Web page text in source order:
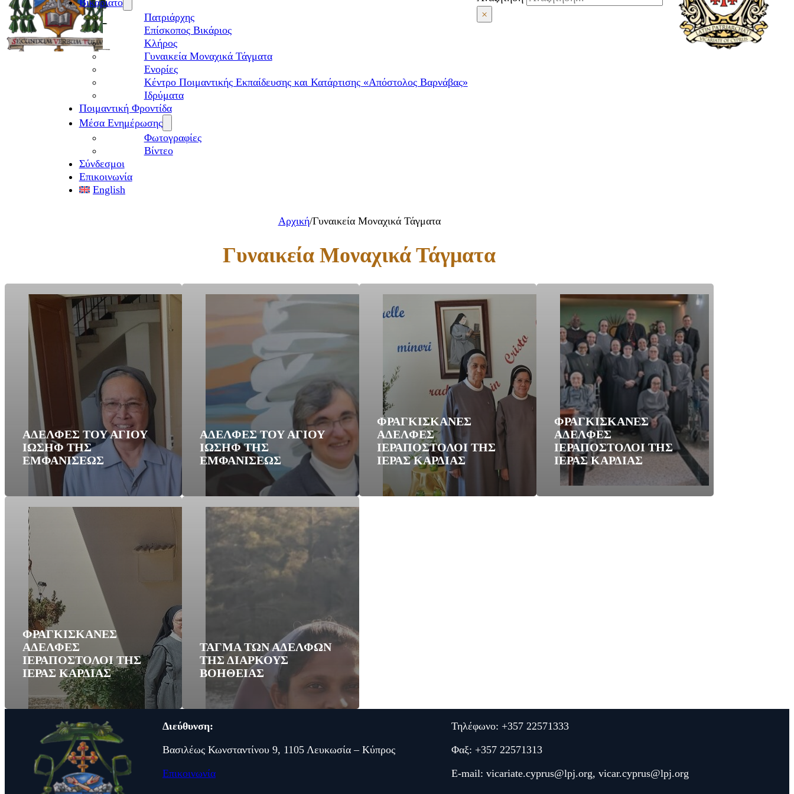
Πατριάρχης
Επίσκοπος Βικάριος
Kλήρος
Γυναικεία Μοναχικά Τάγματα
Ενορίες
Κέντρο Ποιμαντικής Εκπαίδευσης και Κατάρτισης «Απόστολος Βαρνάβας»
Ιδρύματα
Ποιμαντική Φροντίδα
Μέσα Ενημέρωσης
Φωτογραφίες
Βίντεο
Σύνδεσμοι
Επικοινωνία
English
×
Αρχική/Γυναικεία Μοναχικά Τάγματα
Γυναικεία Μοναχικά Τάγματα
ΑΔΕΛΦΕΣ ΤΟΥ ΑΓΙΟΥ
ΙΩΣΗΦ ΤΗΣ
ΕΜΦΑΝΙΣΕΩΣ
ΑΔΕΛΦΕΣ ΤΟΥ ΑΓΙΟΥ
ΙΩΣΗΦ ΤΗΣ
ΕΜΦΑΝΙΣΕΩΣ
ΦΡΑΓΚΙΣΚΑΝΕΣ
ΑΔΕΛΦΕΣ
ΙΕΡΑΠΟΣΤΟΛΟΙ ΤΗΣ
ΙΕΡΑΣ ΚΑΡΔΙΑΣ
ΦΡΑΓΚΙΣΚΑΝΕΣ
ΑΔΕΛΦΕΣ
ΙΕΡΑΠΟΣΤΟΛΟΙ ΤΗΣ
ΙΕΡΑΣ ΚΑΡΔΙΑΣ
ΦΡΑΓΚΙΣΚΑΝΕΣ
ΑΔΕΛΦΕΣ
ΙΕΡΑΠΟΣΤΟΛΟΙ ΤΗΣ
ΙΕΡΑΣ ΚΑΡΔΙΑΣ
ΤΑΓΜΑ ΤΩΝ ΑΔΕΛΦΩΝ
ΤΗΣ ΔΙΑΡΚΟΥΣ
ΒΟΗΘΕΙΑΣ
Διεύθυνση:
Βασιλέως Κωνσταντίνου 9, 1105 Λευκωσία – Κύπρος
Επικοινωνία
Τηλέφωνο: +357 22571333
Φαξ: +357 22571313
E-mail: vicariate.cyprus@lpj.org, vicar.cyprus@lpj.org